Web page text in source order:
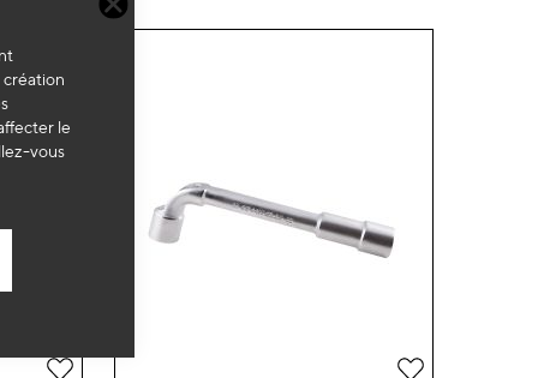
création
le
vous
Ajouter Ajouter